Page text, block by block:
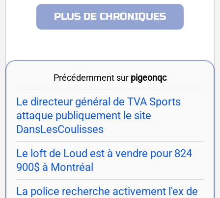
PLUS DE CHRONIQUES
Précédemment sur pigeonqc
Le directeur général de TVA Sports
attaque publiquement le site
DansLesCoulisses
Le loft de Loud est à vendre pour 824
900$ à Montréal
La police recherche activement l'ex de